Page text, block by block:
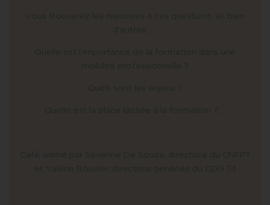
Vous trouverez les réponses à ces questions, et bien
d’autres … :
Quelle est l’importance de la formation dans une
mobilité professionnelle ?
Quels sont les enjeux ?
Quelle est la place laissée à la formation ?….
Café animé par Séverine De Souza, directrice du CNFPT
et Valérie Bouvier, directrice générale du CDG 74